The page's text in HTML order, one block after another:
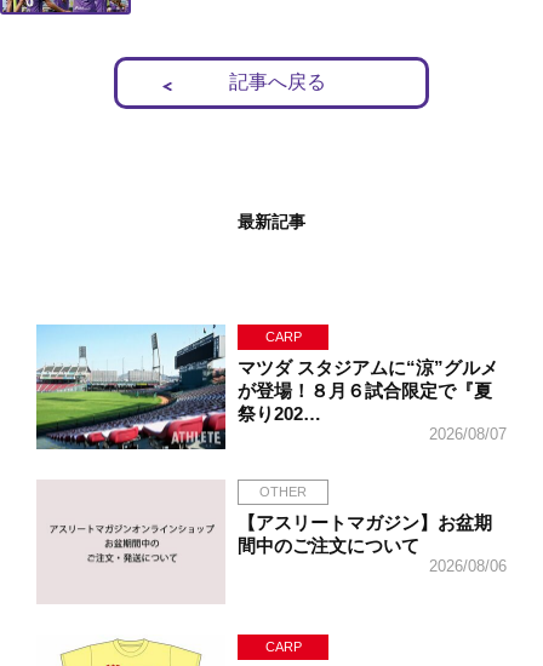
記事へ戻る
最新記事
CARP
マツダ スタジアムに“涼”グルメ
が登場！８月６試合限定で『夏
祭り202…
2026/08/07
OTHER
【アスリートマガジン】お盆期
間中のご注文について
2026/08/06
CARP